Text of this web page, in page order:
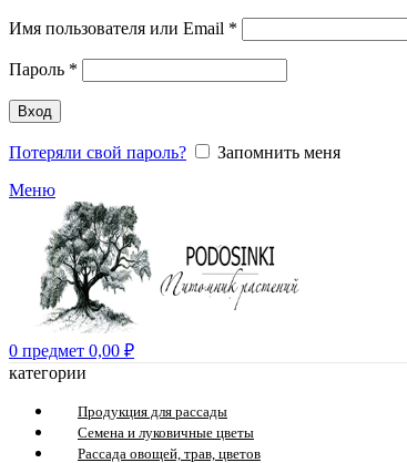
Имя пользователя или Email *
Пароль *
Вход
Потеряли свой пароль?
Запомнить меня
Меню
0 предмет 0,00 ₽
категории
Продукция для рассады
Семена и луковичные цветы
Рассада овощей, трав, цветов